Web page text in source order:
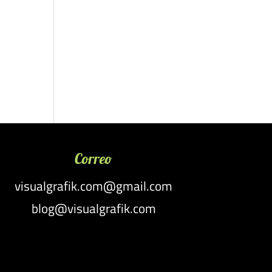
Correo
visualgrafik.com@gmail.com
blog@visualgrafik.com